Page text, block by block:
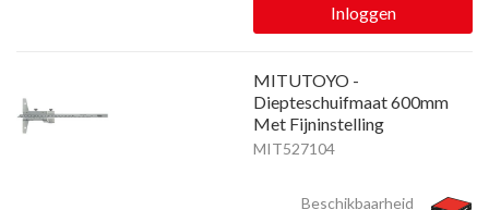
Inloggen
MITUTOYO -
Diepteschuifmaat 600mm
Met Fijninstelling
MIT527104
Beschikbaarheid